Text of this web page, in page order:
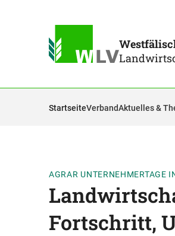
StartseiteVerbandAktuelles &
AGRAR UNTERNEHMERTAGE
Fortschritt,